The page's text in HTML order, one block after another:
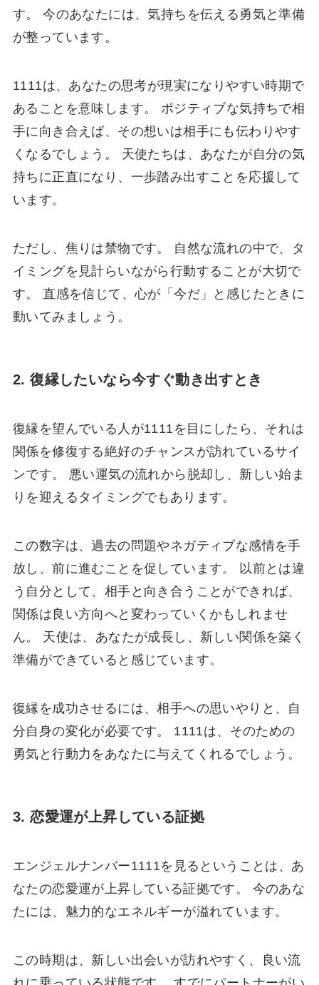
す。 今のあなたには、気持ちを伝える勇気と準備
が整っています。
1111は、あなたの思考が現実になりやすい時期で
あることを意味します。 ポジティブな気持ちで相
手に向き合えば、その想いは相手にも伝わりやす
くなるでしょう。 天使たちは、あなたが自分の気
持ちに正直になり、一歩踏み出すことを応援して
います。
ただし、焦りは禁物です。 自然な流れの中で、タ
イミングを見計らいながら行動することが大切で
す。 直感を信じて、心が「今だ」と感じたときに
動いてみましょう。
2. 復縁したいなら今すぐ動き出すとき
復縁を望んでいる人が1111を目にしたら、それは
関係を修復する絶好のチャンスが訪れているサイ
ンです。 悪い運気の流れから脱却し、新しい始ま
りを迎えるタイミングでもあります。
この数字は、過去の問題やネガティブな感情を手
放し、前に進むことを促しています。 以前とは違
う自分として、相手と向き合うことができれば、
関係は良い方向へと変わっていくかもしれませ
ん。 天使は、あなたが成長し、新しい関係を築く
準備ができていると感じています。
復縁を成功させるには、相手への思いやりと、自
分自身の変化が必要です。 1111は、そのための
勇気と行動力をあなたに与えてくれるでしょう。
3. 恋愛運が上昇している証拠
エンジェルナンバー1111を見るということは、あ
なたの恋愛運が上昇している証拠です。 今のあな
たには、魅力的なエネルギーが溢れています。
この時期は、新しい出会いが訪れやすく、良い流